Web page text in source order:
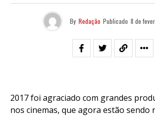
By Redação Publicado 8 de
2017 foi agraciado com grandes
nos cinemas, que agora estão sendo